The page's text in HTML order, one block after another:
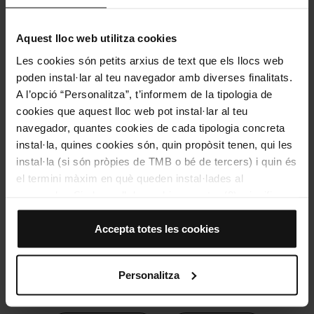
Aquest lloc web utilitza cookies
Les cookies són petits arxius de text que els llocs web
poden instal·lar al teu navegador amb diverses finalitats.
A l’opció “Personalitza”, t’informem de la tipologia de
cookies que aquest lloc web pot instal·lar al teu
navegador, quantes cookies de cada tipologia concreta
instal·la, quines cookies són, quin propòsit tenen, qui les
instal·la (si són pròpies de TMB o bé de tercers) i quin és
el termini màxim en què queden instal·lades al
que no instal·la cap cookie d’aquesta tipologia.
Si tries l’opció “Accepta totes les cookies”, permets que
totes aquestes cookies s’instal·lin al teu navegador.
cookies permet indicar si vols que s’instal·lin o no les
cookies d’aquella classe.
Accepta totes les cookies
Personalitza
Tags